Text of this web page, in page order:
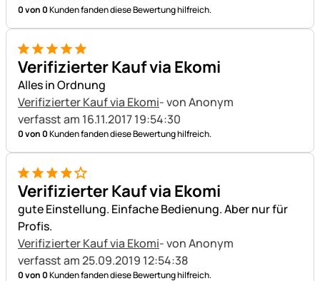
0 von 0Kunden fanden diese Bewertung hilfreich.
5 von 5
Verifizierter Kauf via Ekomi
Alles in Ordnung
Verifizierter Kauf via Ekomi- von Anonym
verfasst am 16.11.2017 19:54:30
0 von 0Kunden fanden diese Bewertung hilfreich.
4 von 5
Verifizierter Kauf via Ekomi
gute Einstellung. Einfache Bedienung. Aber nur für
Profis.
Verifizierter Kauf via Ekomi- von Anonym
verfasst am 25.09.2019 12:54:38
0 von 0Kunden fanden diese Bewertung hilfreich.